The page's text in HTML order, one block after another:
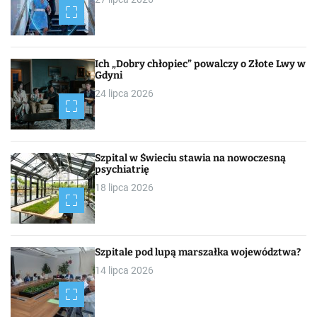
Ich „Dobry chłopiec” powalczy o Złote Lwy w
Gdyni
24 lipca 2026
Szpital w Świeciu stawia na nowoczesną
psychiatrię
18 lipca 2026
Szpitale pod lupą marszałka województwa?
14 lipca 2026